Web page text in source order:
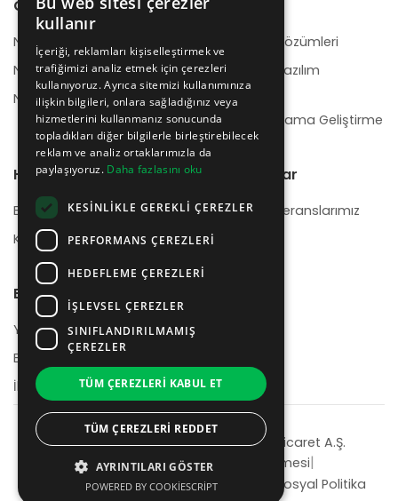
Çözümler
NeotrionB2B
NeotrionB2C
NeotrionWMS
E-Ticaret Çözümleri
Kurumsal Yazılım
Geliştirme
Mobil Uygulama Geliştirme
Hakkımızda
Biz Kimiz
Kariyer
Referanslar
Başlıca Referanslarımız
Bize Ulaşın
Yardım Merkezi
Blog
İletişim
© 2026 Neyzen Teknoloji Sanayi ve Ticaret A.Ş.
Gizlilik Politikası|Kullanım Sözleşmesi|
İnsan Kaynakları Politikası|Çevresel ve Sosyal Politika
kullanır
İçeriği, reklamları kişiselleştirmek ve
trafiğimizi analiz etmek için çerezleri
kullanıyoruz. Ayrıca sitemizi kullanımınıza
ilişkin bilgileri, onlara sağladığınız veya
hizmetlerini kullanmanız sonucunda
topladıkları diğer bilgilerle birleştirebilecek
reklam ve analiz ortaklarımızla da
paylaşıyoruz. Daha fazlasını oku
KESINLIKLE GEREKLI ÇEREZLER
PERFORMANS ÇEREZLERI
HEDEFLEME ÇEREZLERI
İŞLEVSEL ÇEREZLER
SINIFLANDIRILMAMIŞ
ÇEREZLER
TÜM ÇEREZLERI KABUL ET
TÜM ÇEREZLERI REDDET
AYRINTILARI GÖSTER
POWERED BY COOKIESCRIPT